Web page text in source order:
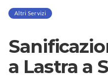
Altri Servizi
a Lastra a